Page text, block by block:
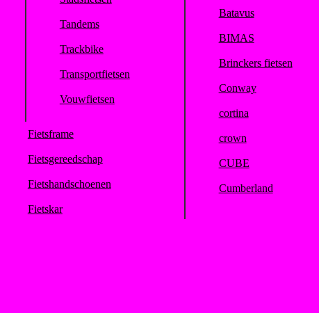
Tandems
Trackbike
Transportfietsen
Vouwfietsen
Fietsframe
Fietsgereedschap
Fietshandschoenen
Fietskar
Batavus
BIMAS
Brinckers fietsen
Conway
cortina
crown
CUBE
Cumberland